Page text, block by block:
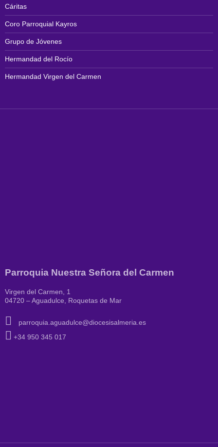
Cáritas
Coro Parroquial Kayros
Grupo de Jóvenes
Hermandad del Rocío
Hermandad Virgen del Carmen
Parroquia Nuestra Señora del Carmen
Virgen del Carmen, 1
04720 – Aguadulce, Roquetas de Mar
parroquia.aguadulce@diocesisalmeria.es
+34 950 345 017